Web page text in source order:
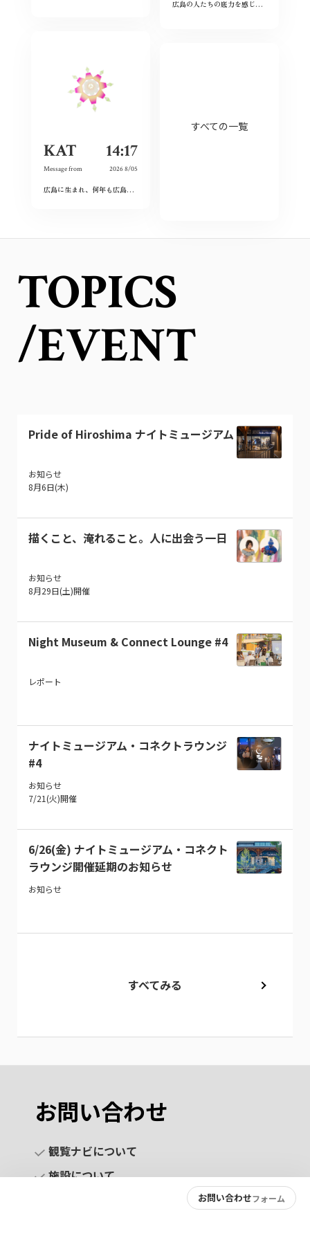
お問い合わせフォーム
広島の人たちの底力を感じた。今私たちはそれを受け継ぐことができているのだろうか。平和とは何か、問い続けたい。
KAT 14:17
Message from 2026 8/05
広島に生まれ、何年も広島を離れて過ごしたけれど、なぜか、常に広島に対する想いは持ち続けていた。
すべての一覧
TOPICS
/EVENT
Pride of Hiroshima ナイトミュージアム
お知らせ
8月6日(木)
描くこと、淹れること。人に出会う一日
お知らせ
8月29日(土)開催
Night Museum & Connect Lounge #4
レポート
ナイトミュージアム・コネクトラウンジ
#4
お知らせ
7/21(火)開催
6/26(金) ナイトミュージアム・コネクト
ラウンジ開催延期のお知らせ
お知らせ
すべてみる
お問い合わせ
観覧ナビについて
施設について